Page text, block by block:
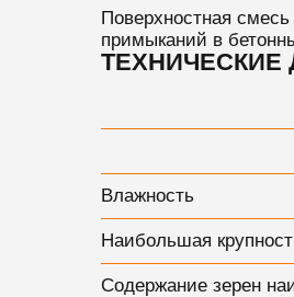
Поверхностная
примыканий в
Влажность
Наибольшая
Содержание зерен